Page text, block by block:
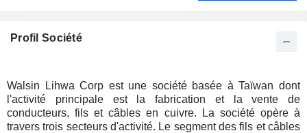
Profil Société
Walsin Lihwa Corp est une société basée à Taïwan dont
l'activité principale est la fabrication et la vente de
conducteurs, fils et câbles en cuivre. La société opère à
travers trois secteurs d'activité. Le segment des fils et câbles